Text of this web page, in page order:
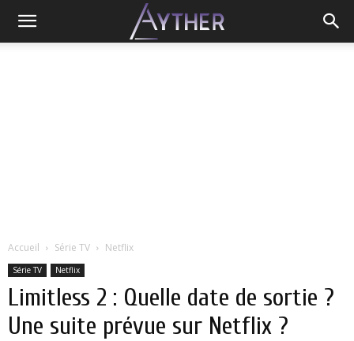
Accueil Série TV Netflix
Série TV Netflix
Limitless 2 : Quelle date de sortie ?
Une suite prévue sur Netflix ?